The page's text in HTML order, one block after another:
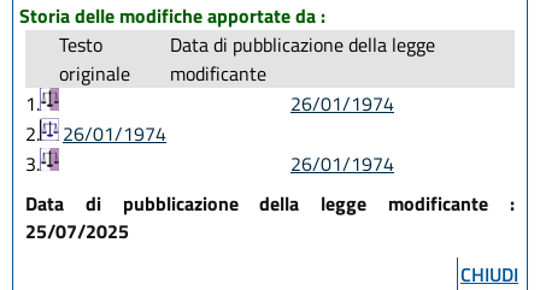
Storia delle modifiche apportate da :
Testo
originale
Data di pubblicazione della legge
modificante
1.
26/01/1974
2.
26/01/1974
3.
26/01/1974
Data di pubblicazione della legge modificante :
25/07/2025
CHIUDI